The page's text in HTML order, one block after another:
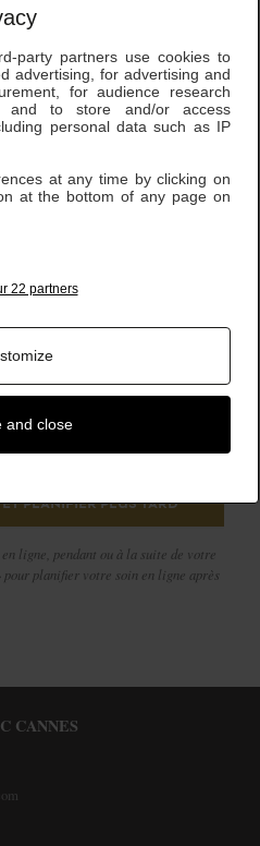
party partners use cookies to
advertising, for advertising and
for audience research
and to store and/or access
personal data such as IP
at any time by clicking on
at the bottom of any page on
22 partners
and close
Eclat 50
de Buriti, de Carotte, d’Abricot et
réfléchissant la lumière, le
and Apricot oils and
natural pearlizers, the complexion
PLANIFIER PLUS TARD
ligne, pendant ou à la suite de votre
planifier votre soin en ligne après
CANNES